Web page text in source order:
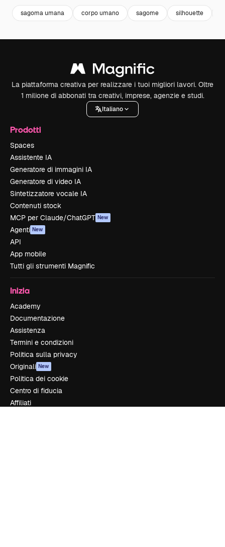
sagoma umana corpo umano sagome silhouette
La piattaforma creativa per realizzare i tuoi migliori lavori. Oltre
1 milione di abbonati tra creativi, imprese, agenzie e studi.
Italiano
Prodotti
Spaces
Assistente IA
Generatore di immagini IA
Generatore di video IA
Sintetizzatore vocale IA
Contenuti stock
MCP per Claude/ChatGPT New
Agenti New
API
App mobile
Tutti gli strumenti Magnific
Inizia
Academy
Documentazione
Assistenza
Termini e condizioni
Politica sulla privacy
Originali New
Politica dei cookie
Centro di fiducia
Affiliati